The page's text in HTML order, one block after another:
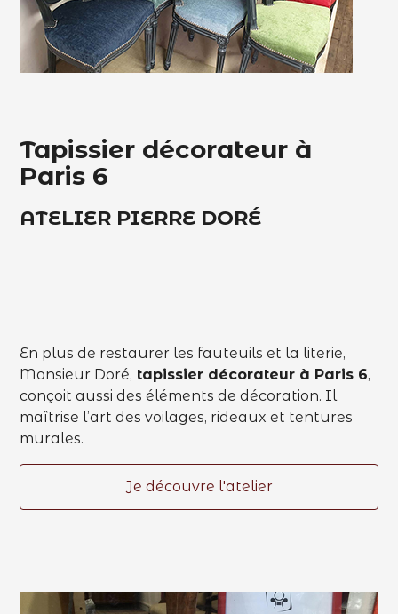
Tapissier décorateur à
Paris 6
ATELIER PIERRE DORÉ
En plus de restaurer les fauteuils et la literie,
Monsieur Doré, tapissier décorateur à Paris 6,
conçoit aussi des éléments de décoration. Il
maîtrise l’art des voilages, rideaux et tentures
murales.
Je découvre l'atelier